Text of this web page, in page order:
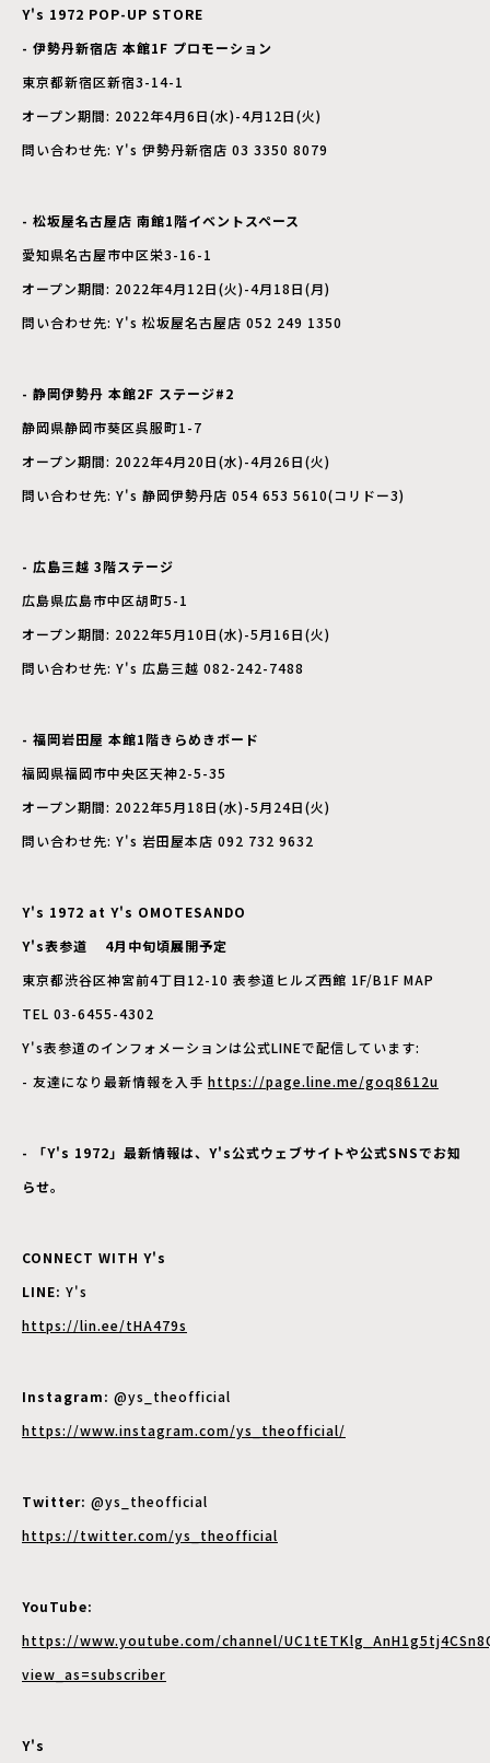
Y's 1972 POP-UP STORE
- 伊勢丹新宿店 本館1F プロモーション
東京都新宿区新宿3-14-1
オープン期間: 2022年4月6日(水)-4月12日(火)
問い合わせ先: Y's 伊勢丹新宿店 03 3350 8079
- 松坂屋名古屋店 南館1階イベントスペース
愛知県名古屋市中区栄3-16-1
オープン期間: 2022年4月12日(火)-4月18日(月)
問い合わせ先: Y's 松坂屋名古屋店 052 249 1350
- 静岡伊勢丹 本館2F ステージ#2
静岡県静岡市葵区呉服町1-7
オープン期間: 2022年4月20日(水)-4月26日(火)
問い合わせ先: Y's 静岡伊勢丹店 054 653 5610(コリドー3)
- 広島三越 3階ステージ
広島県広島市中区胡町5-1
オープン期間: 2022年5月10日(水)-5月16日(火)
問い合わせ先: Y's 広島三越 082-242-7488
- 福岡岩田屋 本館1階きらめきボード
福岡県福岡市中央区天神2-5-35
オープン期間: 2022年5月18日(水)-5月24日(火)
問い合わせ先: Y's 岩田屋本店 092 732 9632
Y's 1972 at Y's OMOTESANDO
Y's表参道 4月中旬頃展開予定
東京都渋谷区神宮前4丁目12-10 表参道ヒルズ西館 1F/B1F MAP
TEL 03-6455-4302
Y's表参道のインフォメーションは公式LINEで配信しています:
- 友達になり最新情報を入手 https://page.line.me/goq8612u
- 「Y's 1972」最新情報は、Y's公式ウェブサイトや公式SNSでお知
らせ。
CONNECT WITH Y's
LINE: Y's
https://lin.ee/tHA479s
Instagram: @ys_theofficial
https://www.instagram.com/ys_theofficial/
Twitter: @ys_theofficial
https://twitter.com/ys_theofficial
YouTube:
https://www.youtube.com/channel/
view_as=subscriber
Y's